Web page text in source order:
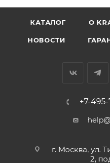
КАТАЛОГ O
НОВОСТИ
+7-
г. Москва, ул.
2,